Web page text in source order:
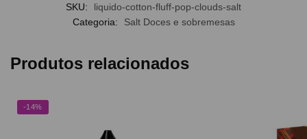
SKU:
liquido-cotton-fluff-pop-clouds-salt
Categoria:
Salt Doces e sobremesas
Produtos relacionados
-14%